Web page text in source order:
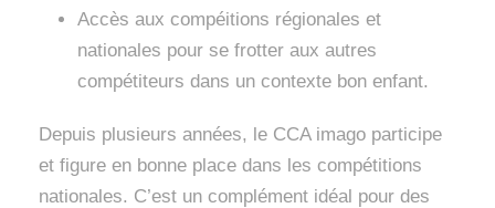
Accès aux compéitions régionales et
nationales pour se frotter aux autres
compétiteurs dans un contexte bon enfant.
Depuis plusieurs années, le CCA imago participe
et figure en bonne place dans les compétitions
nationales. C’est un complément idéal pour des